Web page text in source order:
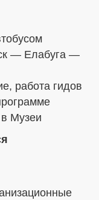
— Елабуга —
работа гидов
Музеи